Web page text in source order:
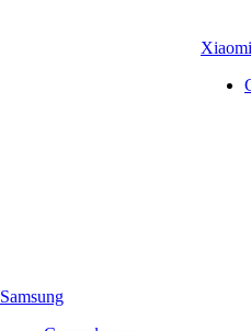
Samsung
Xiaomi